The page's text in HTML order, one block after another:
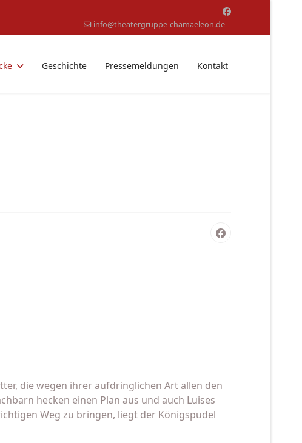
info@theatergruppe-chamaeleon.de
Geschichte Pressemeldungen Kontakt
die wegen ihrer aufdringlichen Art allen den
hecken einen Plan aus und auch Luises
Weg zu bringen, liegt der Königspudel